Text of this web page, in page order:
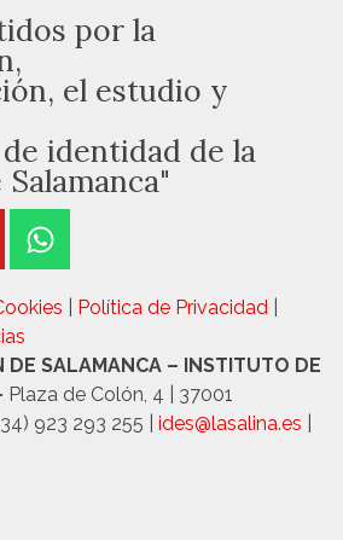
por la
el estudio y
identidad de la
Política de Privacidad
DE SALAMANCA – INSTITUTO DE
Plaza de Colón, 4 | 37001
923 293 255 | ides@lasalina.es